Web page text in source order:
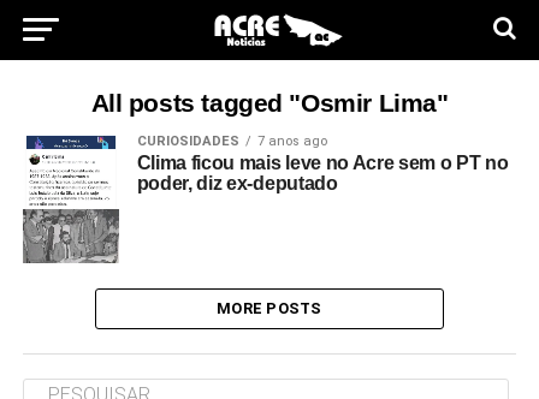
All posts tagged "Osmir Lima"
CURIOSIDADES 7 anos ago
Clima ficou mais leve no Acre sem o PT no
poder, diz ex-deputado
MORE POSTS